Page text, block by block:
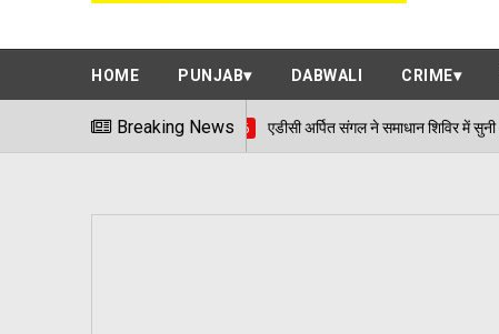
HOME PUNJAB DABWALI CRIME
Breaking News
06/08/2026 एडीसी अर्पित संगल ने समाधान शिविर में सुनी आमजन की समस्याएं